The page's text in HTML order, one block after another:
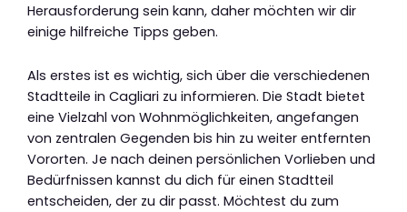
Herausforderung sein kann, daher möchten wir dir
einige hilfreiche Tipps geben.
Als erstes ist es wichtig, sich über die verschiedenen
Stadtteile in Cagliari zu informieren. Die Stadt bietet
eine Vielzahl von Wohnmöglichkeiten, angefangen
von zentralen Gegenden bis hin zu weiter entfernten
Vororten. Je nach deinen persönlichen Vorlieben und
Bedürfnissen kannst du dich für einen Stadtteil
entscheiden, der zu dir passt. Möchtest du zum